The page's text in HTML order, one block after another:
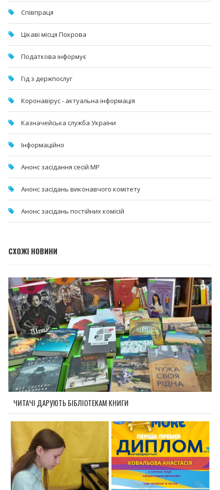
Співпраця
Цікаві місця Покрова
Податкова інформує
Гід з держпослуг
Коронавірус - актуальна інформація
Казначейська служба України
Інформаційно
Анонс засідання сесій МР
Анонс засідань виконавчого комітету
Анонс засідань постійних комісій
СХОЖІ НОВИНИ
ЧИТАЧІ ДАРУЮТЬ БІБЛІОТЕКАМ КНИГИ